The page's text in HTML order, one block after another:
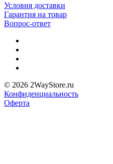
Условия доставки
Гарантия на товар
Вопрос-ответ
© 2026 2WayStore.ru
Конфиденциальность
Оферта